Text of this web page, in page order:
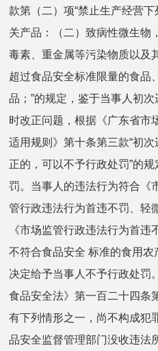
款第（二）项“禁止生产经营
关产品：（二）致病性微生物
毒素、重金属等污染物质以及
超过食品安全标准限量的食品
品；”的规定，鉴于当事人初
时改正问题，根据《广东省市
适用规则》第十条第三款“初
正的，可以不予行政处罚”的
罚。当事人的违法行为符合《
管行政违法行为首违不罚、轻
《市场监管行政违法行为首
不符合食品安全 标准的食用农
决定给予当事人不予行政处罚
食品安全法》第一百二十四条
有下列情形之一，尚不构成犯
品安全监督管理部门没收违法